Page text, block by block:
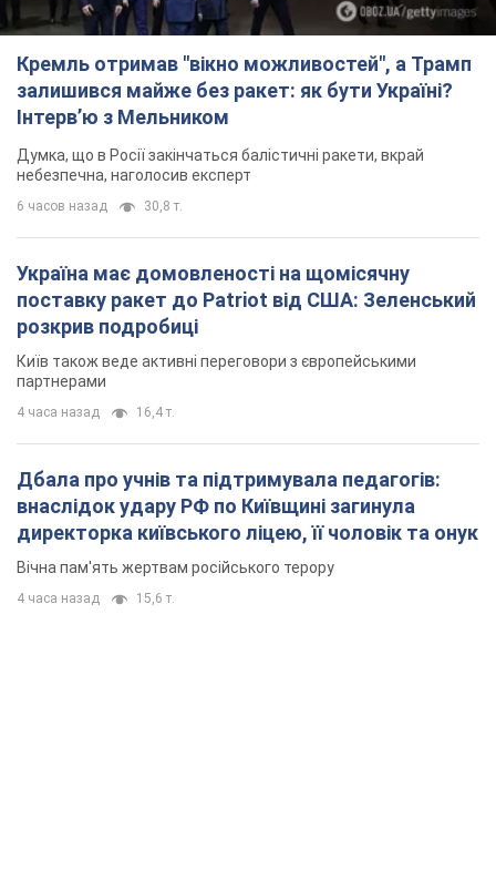
Кремль отримав "вікно можливостей", а Трамп
залишився майже без ракет: як бути Україні?
Інтерв’ю з Мельником
Думка, що в Росії закінчаться балістичні ракети, вкрай
небезпечна, наголосив експерт
6 часов назад 30,8 т.
Україна має домовленості на щомісячну
поставку ракет до Patriot від США: Зеленський
розкрив подробиці
Київ також веде активні переговори з європейськими
партнерами
4 часа назад 16,4 т.
Дбала про учнів та підтримувала педагогів:
внаслідок удару РФ по Київщині загинула
директорка київського ліцею, її чоловік та онук
Вічна пам'ять жертвам російського терору
4 часа назад 15,6 т.